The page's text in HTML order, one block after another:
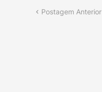
Postagem Anterior